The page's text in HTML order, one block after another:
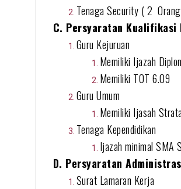
Tenaga Security ( 2
C. Persyaratan Kualifikasi
Guru Kejuruan
Memiliki Ijazah
Memiliki TOT 6.09
Guru Umum
Memiliki Ijasah
Tenaga Kependidikan
Ijazah minimal SMA
D. Persyaratan
Surat Lamaran Kerja